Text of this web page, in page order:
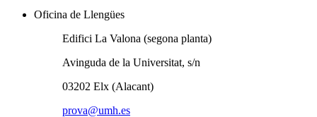
Oficina de Llengües
Edifici La Valona (segona planta)
Avinguda de la Universitat, s/n
03202 Elx (Alacant)
prova@umh.es